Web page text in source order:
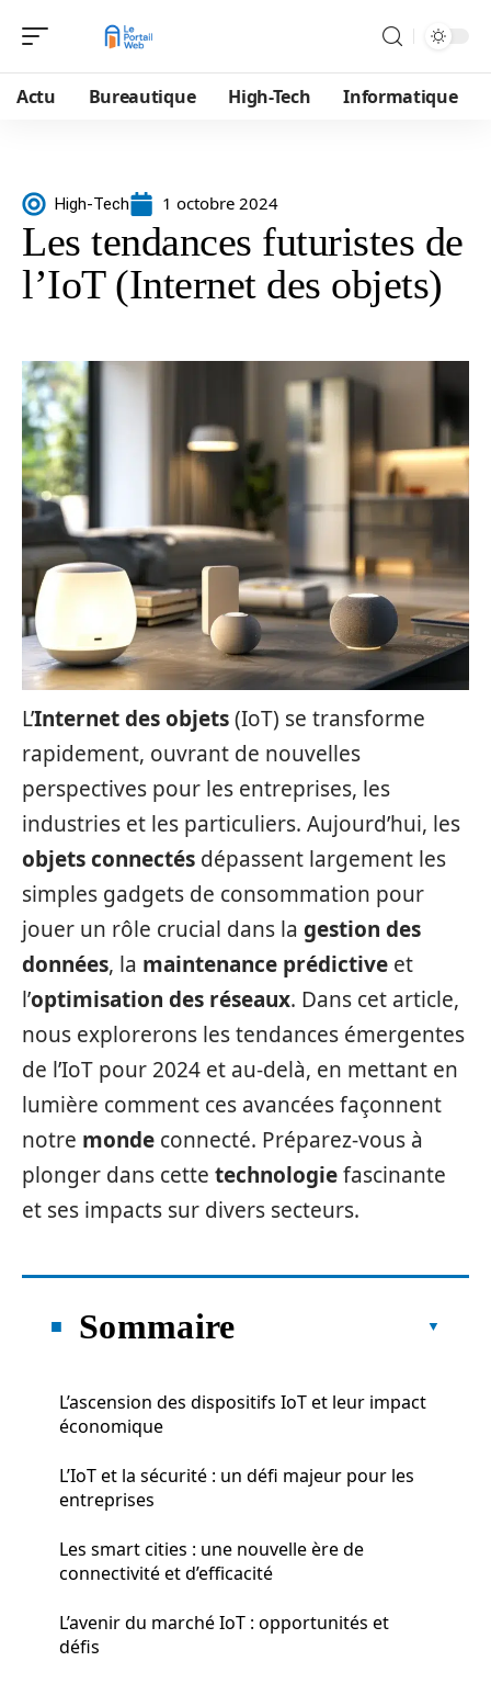
Actu Bureautique High-Tech Informatique
High-Tech 1 octobre 2024
Les tendances futuristes de
l’IoT (Internet des objets)
L’Internet des objets(IoT) se transforme
rapidement, ouvrant de nouvelles
perspectives pour les entreprises, les
industries et les particuliers. Aujourd’hui, les
objets connectés dépassent largement les
simples gadgets de consommation pour
jouer un rôle crucial dans la gestion des
données, la maintenance prédictive et
l’optimisation des réseaux. Dans cet article,
nous explorerons les tendances émergentes
de l’IoT pour 2024 et au-delà, en mettant en
lumière comment ces avancées façonnent
notre monde connecté. Préparez-vous à
plonger dans cette technologiefascinante
et ses impacts sur divers secteurs.
Sommaire
L’ascension des dispositifs IoT et leur impact
économique
L’IoT et la sécurité : un défi majeur pour les
entreprises
Les smart cities : une nouvelle ère de
connectivité et d’efficacité
L’avenir du marché IoT : opportunités et
défis